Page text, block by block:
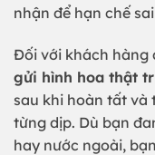
nhận để hạn chế
Đối với khách hàng
gửi hình hoa thật
sau khi hoàn tất và
từng dịp. Dù bạn
hay nước ngoài,